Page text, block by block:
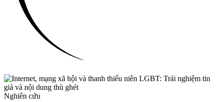
Nghiên cứu